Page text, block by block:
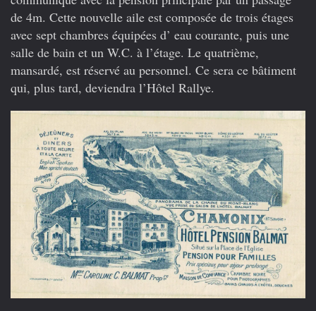
de 4m. Cette nouvelle aile est composée de trois étages
avec sept chambres équipées d’ eau courante, puis une
salle de bain et un W.C. à l’étage. Le quatrième,
mansardé, est réservé au personnel. Ce sera ce bâtiment
qui, plus tard, deviendra l’Hôtel Rallye.